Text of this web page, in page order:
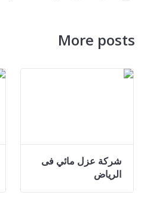
More posts
شركة عزل مائي فى